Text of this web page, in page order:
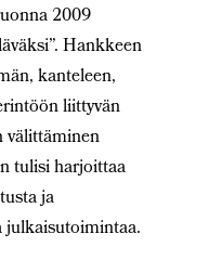
2009
Hankkeen
kanteleen,
liittyvän
välittäminen
tulisi harjoittaa
ja
julkaisutoimintaa.